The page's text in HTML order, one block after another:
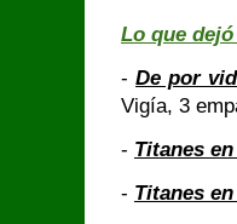
Lo que
-De por
Vigía, 3
- Titanes
- Titanes